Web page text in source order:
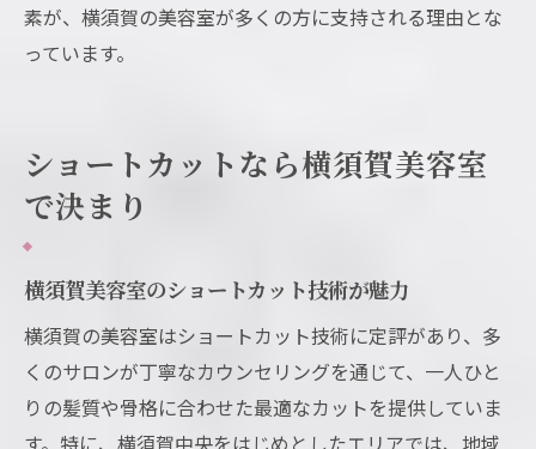
素が、横須賀の美容室が多くの方に支持される理由とな
っています。
ショートカットなら横須賀美容室
で決まり
横須賀美容室のショートカット技術が魅力
横須賀の美容室はショートカット技術に定評があり、多
くのサロンが丁寧なカウンセリングを通じて、一人ひと
りの髪質や骨格に合わせた最適なカットを提供していま
す。特に、横須賀中央をはじめとしたエリアでは、地域